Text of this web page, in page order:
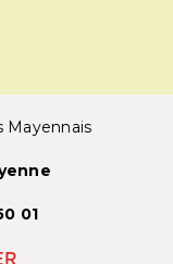
Mayennais
01